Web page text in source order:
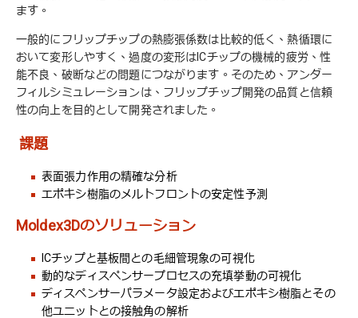
ます。
一般的にフリップチップの熱膨張係数は比較的低く、熱循環に
おいて変形しやすく、過度の変形はICチップの機械的疲労、性
能不良、破断などの問題につながります。そのため、アンダー
フィルシミュレーションは、フリップチップ開発の品質と信頼
性の向上を目的として開発されました。
課題
表面張力作用の精確な分析
エポキシ樹脂のメルトフロントの安定性予測
Moldex3Dのソリューション
ICチップと基板間との毛細管現象の可視化
動的なディスペンサープロセスの充填挙動の可視化
ディスペンサーパラメータ設定およびエポキシ樹脂とその
他ユニットとの接触角の解析